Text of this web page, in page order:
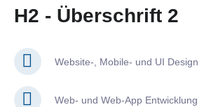
H2 - Überschrift 2
Website-, Mobile- und UI Design
Web- und Web-App Entwicklung